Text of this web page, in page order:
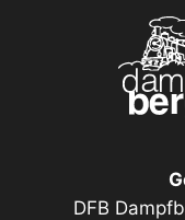
Longueur 220 mm,
DFB